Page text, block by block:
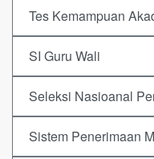
Tes Kemampuan
SI Guru Wali
Seleksi Nasioanal
Sistem Penerimaan